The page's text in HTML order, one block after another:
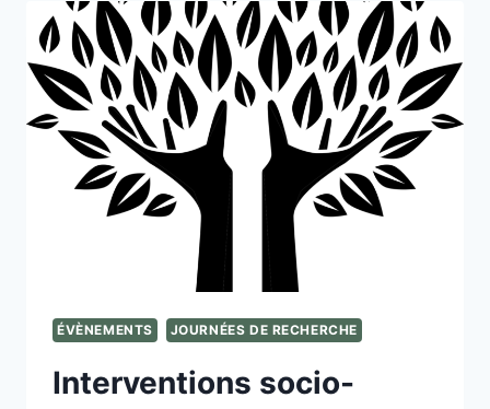
ÉVÈNEMENTS JOURNÉES DE RECHERCHE
Interventions socio-